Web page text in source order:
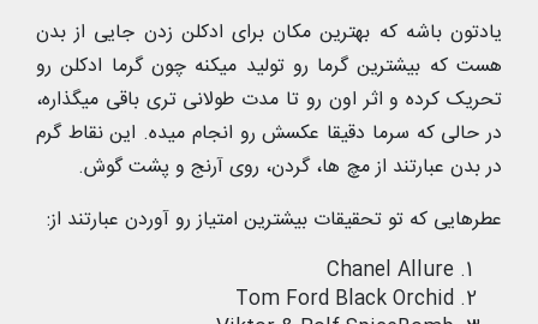
یادتون باشه که بهترین مکان برای ادکلن زدن جایی از بدن
هست که بیشترین گرما رو تولید میکنه چون گرما ادکلن رو
تحریک کرده و اثر اون رو تا مدت طولانی تری باقی میگذاره،
در حالی که سرما دقیقا عکسش رو انجام میده. این نقاط گرم
در بدن عبارتند از مچ ها، گردن، روی آرنج و پشت گوش.
عطرهایی که تو تحقیقات بیشترین امتیاز رو آوردن عبارتند از:
Chanel Allure
Tom Ford Black Orchid